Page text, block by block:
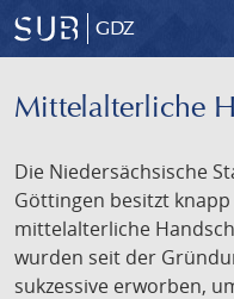
GDZ
Mittelalterliche
Die Niedersächsische
Göttingen besitzt
mittelalterliche
wurden seit der
sukzessive erworben,